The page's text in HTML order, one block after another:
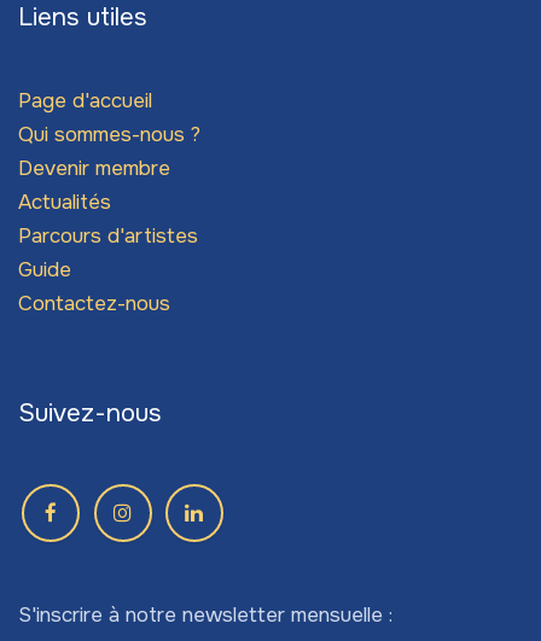
Liens utiles
Page d'accueil
Qui sommes-nous ?
Devenir membre
Actualités
Parcours d'artistes
Guide
Contactez-nous
Suivez-nous
S'inscrire à notre newsletter mensuelle :